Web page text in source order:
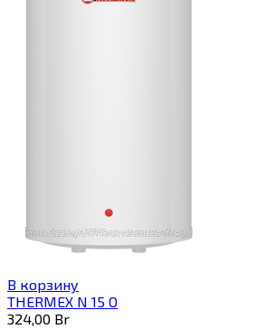
В корзину
THERMEX N 15 O
324,00 Br